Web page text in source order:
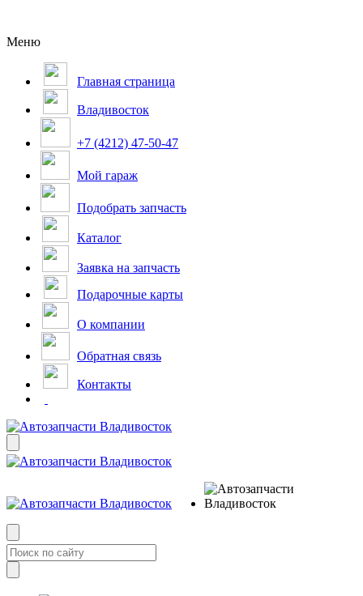
Меню
Главная страница
Владивосток
+7 (4212) 47-50-47
Мой гараж
Подобрать запчасть
Каталог
Заявка на запчасть
Подарочные карты
О компании
Обратная связь
Контакты